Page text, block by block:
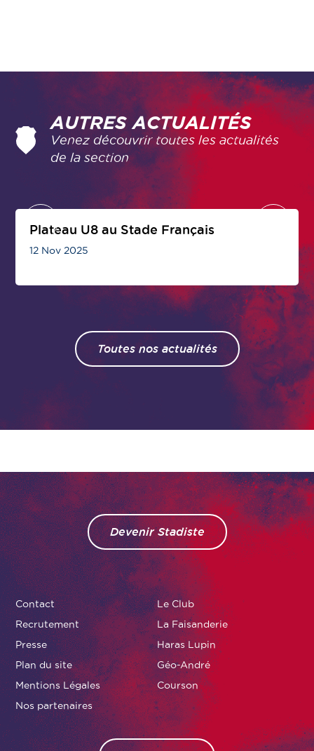
AUTRES ACTUALITÉS
Venez découvrir toutes les actualités
de la section
Plateau U8 au Stade Français
12 Nov 2025
Toutes nos actualités
Devenir Stadiste
Contact
Recrutement
Presse
Plan du site
Mentions Légales
Nos partenaires
Le Club
La Faisanderie
Haras Lupin
Géo-André
Courson